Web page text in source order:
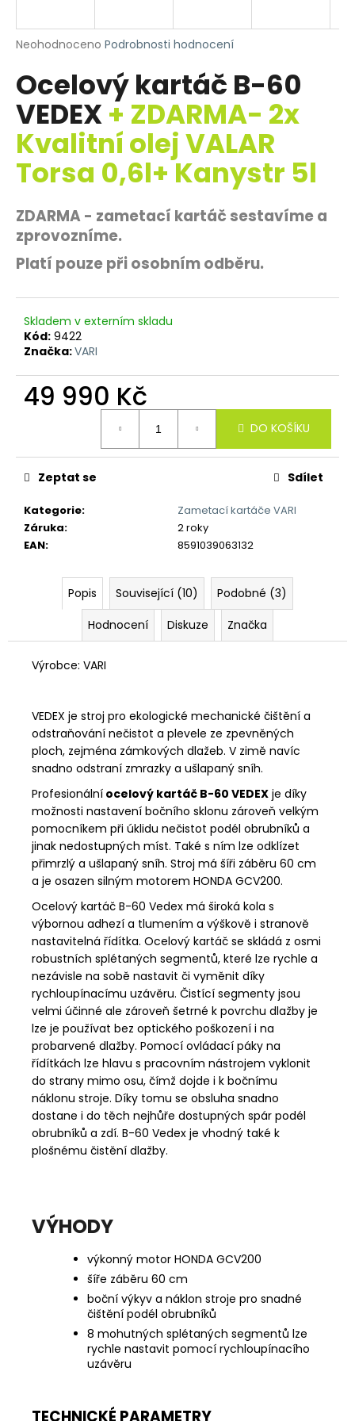
Průměrné
produktu
je
0,0
z
5
hvězdiček.
Neohodnoceno Podrobnosti hodnocení
Ocelový kartáč B-60
VEDEX+ ZDARMA- 2x
Kvalitní olej VALAR
Torsa 0,6l+ Kanystr 5l
ZDARMA - zametací kartáč sestavíme a
zprovozníme.
Platí pouze při osobním odběru.
Skladem v externím skladu
Kód: 9422
Značka:VARI
49 990 Kč
DO KOŠÍKU
Kategorie:
Zametací kartáče VARI
Záruka:
2 roky
EAN: 8591039063132
Zeptat se Sdílet
Popis Související (10)
Podobné (3)
Hodnocení
Diskuze Značka
Výrobce: VARI
VEDEX je stroj pro ekologické mechanické čištění a
odstraňování nečistot a plevele ze zpevněných
ploch, zejména zámkových dlažeb. V zimě navíc
snadno odstraní zmrazky a ušlapaný sníh.
Profesionální ocelový kartáč B-60 VEDEX je díky
možnosti nastavení bočního sklonu zároveň velkým
pomocníkem při úklidu nečistot podél obrubníků a
jinak nedostupných míst. Také s ním lze odklízet
přimrzlý a ušlapaný sníh. Stroj má šíři záběru 60 cm
a je osazen silným motorem HONDA GCV200.
Ocelový kartáč B-60 Vedex má široká kola s
výbornou adhezí a tlumením a výškově i stranově
nastavitelná řídítka. Ocelový kartáč se skládá z osmi
robustních splétaných segmentů, které lze rychle a
nezávisle na sobě nastavit či vyměnit díky
rychloupínacímu uzávěru. Čistící segmenty jsou
velmi účinné ale zároveň šetrné k povrchu dlažby je
lze je používat bez optického poškození i na
probarvené dlažby. Pomocí ovládací páky na
řídítkách lze hlavu s pracovním nástrojem vyklonit
do strany mimo osu, čímž dojde i k bočnímu
náklonu stroje. Díky tomu se obsluha snadno
dostane i do těch nejhůře dostupných spár podél
obrubníků a zdí. B-60 Vedex je vhodný také k
plošnému čistění dlažby.
VÝHODY
výkonný motor HONDA GCV200
šíře záběru 60 cm
boční výkyv a náklon stroje pro snadné
čištění podél obrubníků
8 mohutných splétaných segmentů lze
rychle nastavit pomocí rychloupínacího
uzávěru
j
t
?
HLEDAT
D
o
o
u
č
u